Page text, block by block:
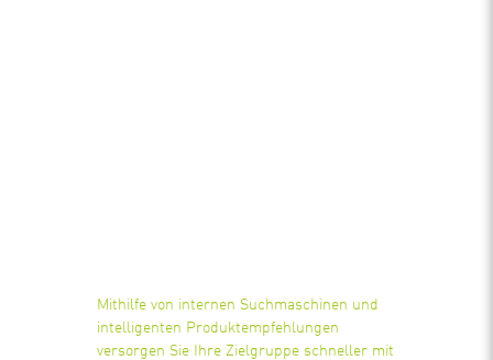
Mithilfe von internen Suchmaschinen und
intelligenten Produktempfehlungen
versorgen Sie Ihre Zielgruppe schneller mit